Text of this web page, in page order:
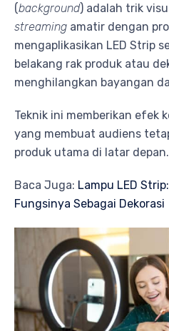
(background) adalah trik
streaming amatir dengan
mengaplikasikan LED Strip
belakang rak produk atau
menghilangkan bayangan
Teknik ini memberikan efek
yang membuat audiens
produk utama di latar depan.
Baca Juga: Lampu LED
Fungsinya Sebagai Dekorasi